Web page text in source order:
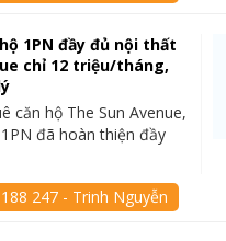
1PN đầy đủ nội thất
chỉ 12 triệu/tháng,
căn hộ The Sun Avenue,
đã hoàn thiện đầy
247 - Trinh Nguyễn